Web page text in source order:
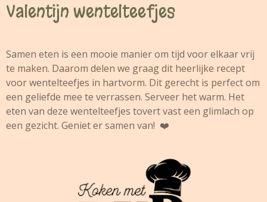
Valentijn wentelteefjes
Samen eten is een mooie manier om tijd voor elkaar vrij
te maken. Daarom delen we graag dit heerlijke recept
voor wentelteefjes in hartvorm. Dit gerecht is perfect om
een geliefde mee te verrassen. Serveer het warm. Het
eten van deze wentelteefjes tovert vast een glimlach op
een gezicht. Geniet er samen van! ❤️